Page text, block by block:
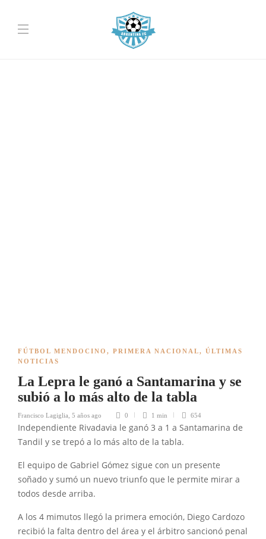
FÚTBOL MENDOCINO , PRIMERA NACIONAL, ÚLTIMAS
NOTICIAS
La Lepra le ganó a Santamarina y se
subió a lo más alto de la tabla
Francisco Lagiglia 5 años ago 0 1 min 654
Independiente Rivadavia le ganó 3 a 1 a Santamarina de
Tandil y se trepó a lo más alto de la tabla.
El equipo de Gabriel Gómez sigue con un presente
soñado y sumó un nuevo triunfo que le permite mirar a
todos desde arriba.
A los 4 mimutos llegó la primera emoción, Diego Cardozo
recibió la falta dentro del área y el árbitro sancionó penal